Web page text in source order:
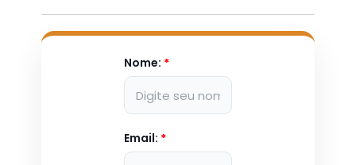
Nome: *
Email: *